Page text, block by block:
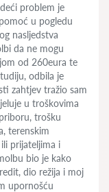
problem je
u pogledu
nasljedstva
da ne mogu
od 260eura te
odbila je
zahtjev tražio sam
u troškovima
trošku
terenskim
prijateljima i
bio je kako
dio režija i moj
upornošću